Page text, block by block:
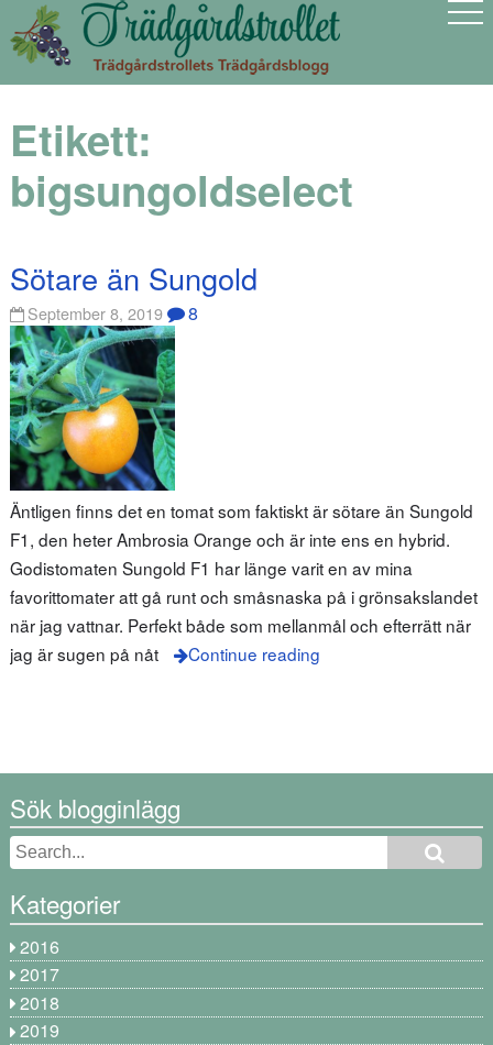
Etikett:
bigsungoldselect
Sötare än Sungold
September 8, 2019 8
Äntligen finns det en tomat som faktiskt är sötare än Sungold
F1, den heter Ambrosia Orange och är inte ens en hybrid.
Godistomaten Sungold F1 har länge varit en av mina
favorittomater att gå runt och småsnaska på i grönsakslandet
när jag vattnar. Perfekt både som mellanmål och efterrätt när
jag är sugen på nåt
Continue reading
Sök blogginlägg
Kategorier
2016
2017
2018
2019